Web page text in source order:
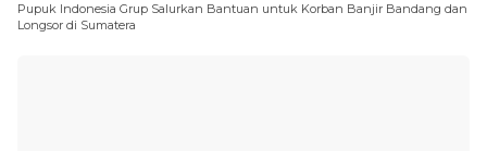
Pupuk Indonesia Grup Salurkan Bantuan untuk Korban Banjir Bandang dan
Longsor di Sumatera